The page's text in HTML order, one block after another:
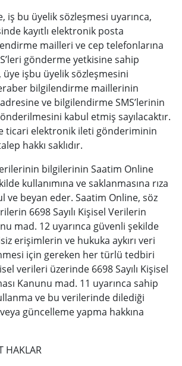
iş bu üyelik sözleşmesi uyarınca,
kayıtlı elektronik posta
mailleri ve cep telefonlarına
gönderme yetkisine sahip
işbu üyelik sözleşmesini
bilgilendirme maillerinin
ve bilgilendirme SMS’lerinin
kabul etmiş sayılacaktır.
ticari elektronik ileti gönderiminin
hakkı saklıdır.
bilgilerinin Saatim Online
kullanımına ve saklanmasına rıza
ve beyan eder. Saatim Online, söz
6698 Sayılı Kişisel Verilerin
mad. 12 uyarınca güvenli şekilde
erişimlerin ve hukuka aykırı veri
için gereken her türlü tedbiri
verileri üzerinde 6698 Sayılı Kişisel
Kanunu mad. 11 uyarınca sahip
ve bu verilerinde dilediği
güncelleme yapma hakkına
HAKLAR